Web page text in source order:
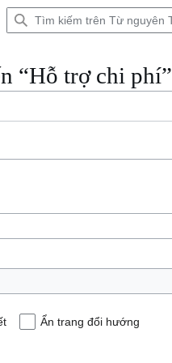
“Hỗ trợ chi phí”
Ẩn trang đổi hướng